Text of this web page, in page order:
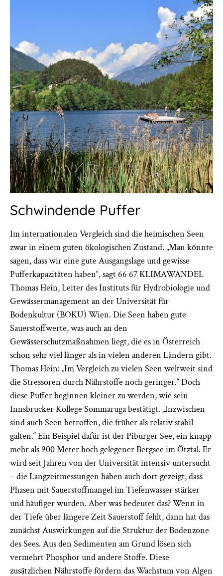
Schwindende Puffer
Im internationalen Vergleich sind die heimischen Seen
zwar in einem guten ökologischen Zustand. „Man könnte
sagen, dass wir eine gute Ausgangslage und gewisse
Pufferkapazitäten haben“, sagt 66 67 KLIMAWANDEL
Thomas Hein, Leiter des Instituts für Hydrobiologie und
Gewässermanagement an der Universität für
Bodenkultur (BOKU) Wien. Die Seen haben gute
Sauerstoffwerte, was auch an den
Gewässerschutzmaßnahmen liegt, die es in Österreich
schon sehr viel länger als in vielen anderen Ländern gibt.
Thomas Hein: „Im Vergleich zu vielen Seen weltweit sind
die Stressoren durch Nährstoffe noch geringer.“ Doch
diese Puffer beginnen kleiner zu werden, wie sein
Innsbrucker Kollege Sommaruga bestätigt. „Inzwischen
sind auch Seen betroffen, die früher als relativ stabil
galten.“ Ein Beispiel dafür ist der Piburger See, ein knapp
mehr als 900 Meter hoch gelegener Bergsee im Ötztal. Er
wird seit Jahren von der Universität intensiv untersucht
– die Langzeitmessungen haben auch dort gezeigt, dass
Phasen mit Sauerstoffmangel im Tiefenwasser stärker
und häufiger wurden. Aber was bedeutet das? Wenn in
der Tiefe über längere Zeit Sauerstoff fehlt, dann hat das
zunächst Auswirkungen auf die Struktur der Bodenzone
des Sees. Aus den Sedimenten am Grund lösen sich
vermehrt Phosphor und andere Stoffe. Diese
zusätzlichen Nährstoffe fördern das Wachstum von Algen